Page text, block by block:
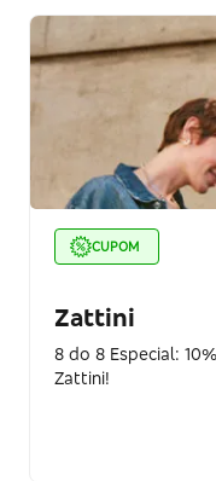
CUPOM
Zattini
8 do 8 Especial:
Zattini!